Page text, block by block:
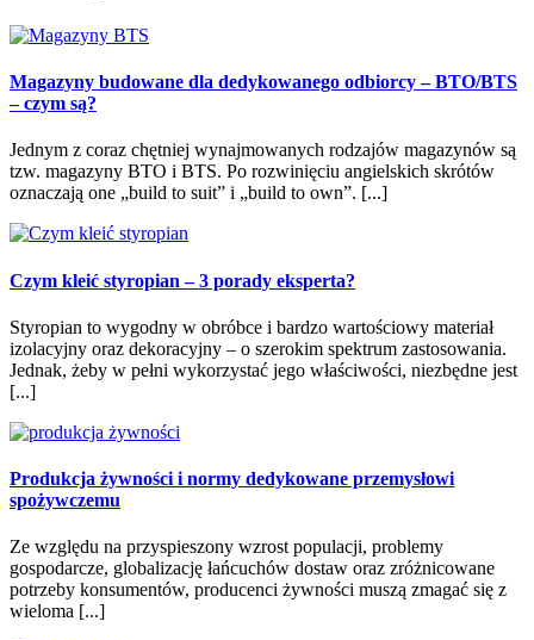
Magazyny budowane dla dedykowanego odbiorcy – BTO/BTS
– czym są?
Jednym z coraz chętniej wynajmowanych rodzajów magazynów są
tzw. magazyny BTO i BTS. Po rozwinięciu angielskich skrótów
oznaczają one „build to suit” i „build to own”. [...]
Czym kleić styropian – 3 porady eksperta?
Styropian to wygodny w obróbce i bardzo wartościowy materiał
izolacyjny oraz dekoracyjny – o szerokim spektrum zastosowania.
Jednak, żeby w pełni wykorzystać jego właściwości, niezbędne jest
[...]
Produkcja żywności i normy dedykowane przemysłowi
spożywczemu
Ze względu na przyspieszony wzrost populacji, problemy
gospodarcze, globalizację łańcuchów dostaw oraz zróżnicowane
potrzeby konsumentów, producenci żywności muszą zmagać się z
wieloma [...]